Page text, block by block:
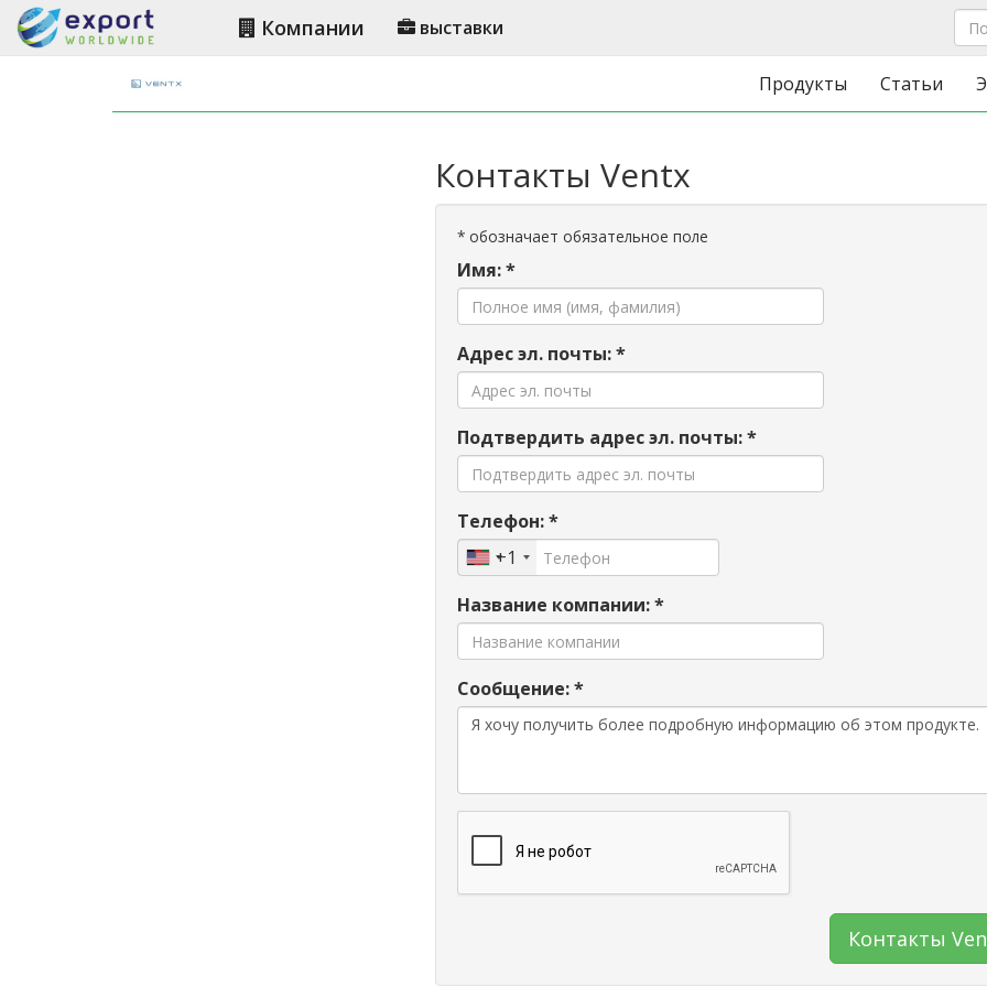
Компании выставки
Продукты Статьи
Контакты Ventx
*обозначает обязательное поле
Имя: *
Адрес эл. почты: *
Подтвердить адрес эл. почты: *
Телефон: *
+1
Название компании: *
Сообщение: *
Контакты